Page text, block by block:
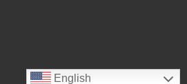
English